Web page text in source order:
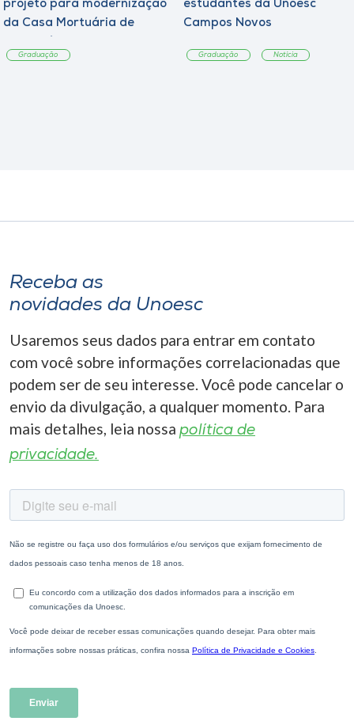
projeto para modernização
da Casa Mortuária de
Graduação
estudantes da Unoesc
Campos Novos
Graduação Notícia
Receba as
novidades da Unoesc
Usaremos seus dados para entrar em contato
com você sobre informações correlacionadas que
podem ser de seu interesse. Você pode cancelar o
envio da divulgação, a qualquer momento. Para
mais detalhes, leia nossa política de
privacidade.